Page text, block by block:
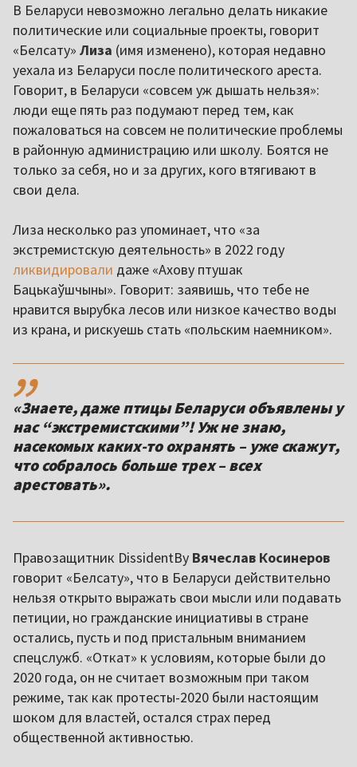
В Беларуси невозможно легально делать никакие
политические или социальные проекты, говорит
«Белсату» Лиза (имя изменено), которая недавно
уехала из Беларуси после политического ареста.
Говорит, в Беларуси «совсем уж дышать нельзя»:
люди еще пять раз подумают перед тем, как
пожаловаться на совсем не политические проблемы
в районную администрацию или школу. Боятся не
только за себя, но и за других, кого втягивают в
свои дела.
Лиза несколько раз упоминает, что «за
экстремистскую деятельность» в 2022 году
ликвидировали даже «Ахову птушак
Бацькаўшчыны». Говорит: заявишь, что тебе не
нравится вырубка лесов или низкое качество воды
из крана, и рискуешь стать «польским наемником».
,,
«Знаете, даже птицы Беларуси объявлены у
нас “экстремистскими”! Уж не знаю,
насекомых каких-то охранять – уже скажут,
что собралось больше трех – всех
арестовать».
Правозащитник DissidentBy Вячеслав Косинеров
говорит «Белсату», что в Беларуси действительно
нельзя открыто выражать свои мысли или подавать
петиции, но гражданские инициативы в стране
остались, пусть и под пристальным вниманием
спецслужб. «Откат» к условиям, которые были до
2020 года, он не считает возможным при таком
режиме, так как протесты-2020 были настоящим
шоком для властей, остался страх перед
общественной активностью.